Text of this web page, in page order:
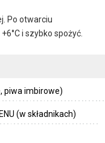
Po otwarciu
i szybko spożyć.
piwa imbirowe)
(w składnikach)